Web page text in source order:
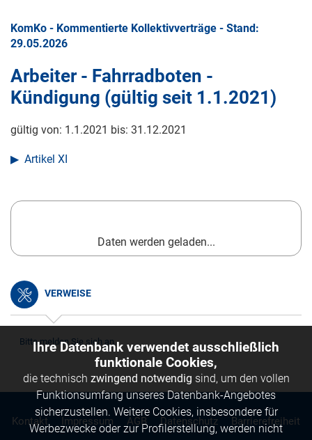
KomKo - Kommentierte Kollektivverträge - Stand:
29.05.2026
Arbeiter - Fahrradboten -
Kündigung (gültig seit 1.1.2021)
gültig von: 1.1.2021 bis: 31.12.2021
Artikel XI
Daten werden geladen...
VERWEISE
Bitte melden Sie sich an.
Kontakt Impressum AGB Datenschutz Barrierefreiheit
Ihre Datenbank verwendet ausschließlich
funktionale Cookies,
die technisch zwingend notwendig sind, um den vollen
Funktionsumfang unseres Datenbank-Angebotes
sicherzustellen. Weitere Cookies, insbesondere für
Werbezwecke oder zur Profilerstellung, werden nicht